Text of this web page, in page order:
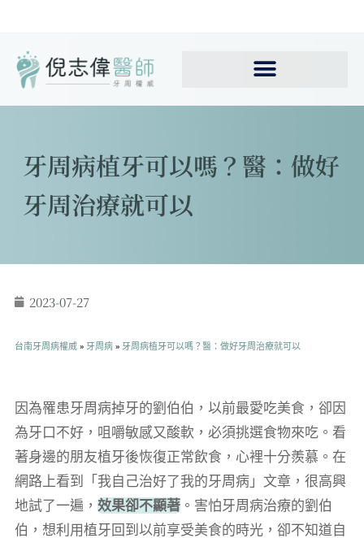
牙周病植牙可以嗎？醫：做好
牙周治療就可以
2023-07-27
台南牙周病權威 » 牙周病 » 牙周病植牙可以嗎？醫：做好牙周治療就可以
因為罹患牙周病掉牙的劉伯伯，以前最愛吃美食，卻因
為牙口不好，咀嚼敏感又酸軟，必須挑選食物來吃。看
著身邊的朋友植牙後恢復正常飲食，心裡十分羨慕。在
網路上看到「我自己治好了我的牙周病」文章，很高興
地試了一遍， 效果卻不顯著。害怕牙周病治療的劉伯
伯，想利用植牙回到以前享受美食的時光，卻不知道自